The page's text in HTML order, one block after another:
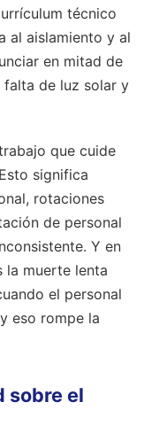
técnico
al aislamiento y al
en mitad de
falta de luz solar y
que cuide
significa
rotaciones
de personal
Y en
la muerte lenta
el personal
eso rompe la
sobre el